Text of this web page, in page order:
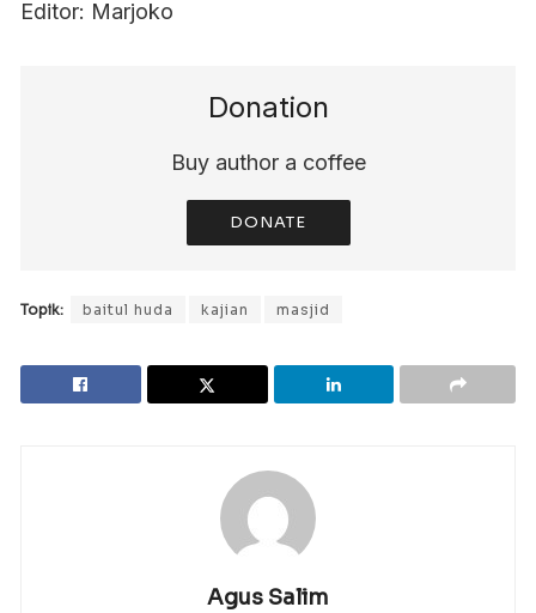
Editor: Marjoko
Donation
Buy author a coffee
DONATE
Topik: baitul huda kajian masjid
Agus Salim